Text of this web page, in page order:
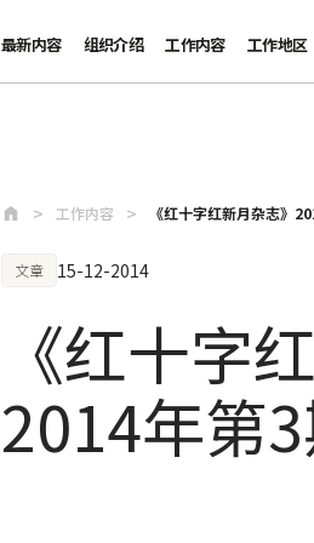
最新内容 组织介绍 工作内容 工作地区
工作内容 《红十字红新月杂志》
文章 15-12-2014
《红十字
2014年第